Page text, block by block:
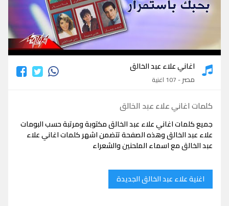
كلمات اغاني علاء عبد الخالق
اغاني علاء عبد الخالق
مصر- 107 اغنية
كلمات اغاني علاء عبد الخالق
جميع كلمات اغاني علاء عبد الخالق مكتوبة ومرتبة حسب البومات
علاء عبد الخالق وهذه الصفحة تتضمن اشهر كلمات اغاني علاء
عبد الخالق مع اسماء الملحنين والشعراء
اغنية علاء عبد الخالق الجديدة